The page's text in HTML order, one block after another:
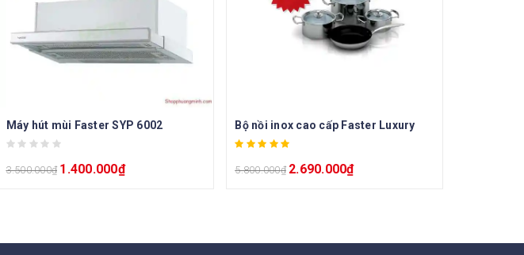
Máy hút mùi Faster SYP 6002
3.500.000₫ 1.400.000₫
Bộ nồi inox cao cấp Faster Luxury
5.800.000₫ 2.690.000₫